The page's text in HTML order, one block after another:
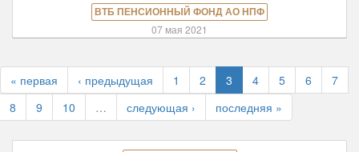
ВТБ ПЕНСИОННЫЙ ФОНД АО НПФ
07 мая 2021
« первая ‹ предыдущая 1 2 3 4 5 6
7
8
9 10 … следующая › последняя »